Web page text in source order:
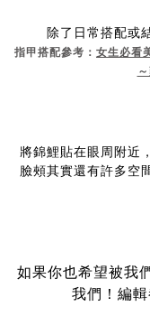
除了日常搭配或
指甲搭配參考： 女生必看
將錦鯉貼在眼周附近
臉頰其實還有許多空
如果你也希望被我
我們！編